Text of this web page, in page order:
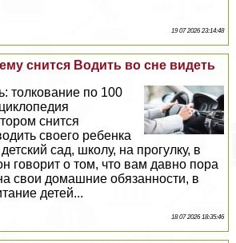
19 07 2026 23:14:48
снится Водить во сне видеть
толкование по 100
снится
своего ребенка
сад, школу, на прогулку, в
говорит о том, что вам давно пора
свои домашние обязанности, в
детей...
18 07 2026 18:35:46